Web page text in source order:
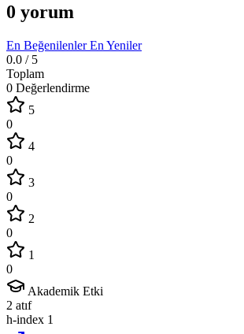
0 yorum
En BeğenilenlerEn Yeniler
0.0 / 5
Toplam
0 Değerlendirme
5
0
4
0
3
0
2
0
1
0
Akademik Etki
2 atıf
h-index 1